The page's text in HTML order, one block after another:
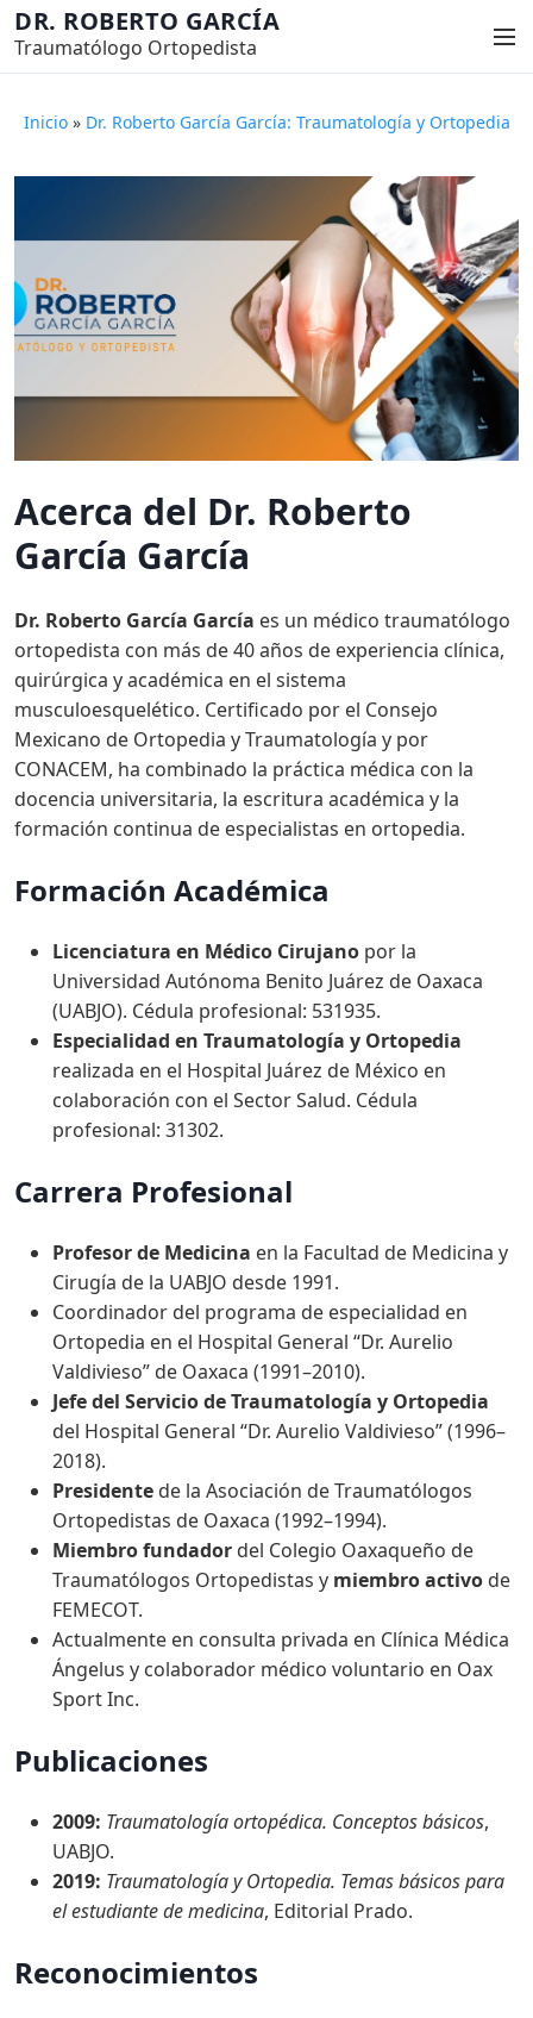
l
DR. ROBERTO GARCÍA
Traumatólogo Ortopedista
M
ú
Inicio » Dr. Roberto García García: Traumatología y Ortopedia
Acerca del Dr. Roberto
García García
Dr. Roberto García García es un médico traumatólogo
ortopedista con más de 40 años de experiencia clínica,
quirúrgica y académica en el sistema
musculoesquelético. Certificado por el Consejo
Mexicano de Ortopedia y Traumatología y por
CONACEM, ha combinado la práctica médica con la
docencia universitaria, la escritura académica y la
formación continua de especialistas en ortopedia.
Formación Académica
Licenciatura en Médico Cirujano por la
Universidad Autónoma Benito Juárez de Oaxaca
(UABJO). Cédula profesional: 531935.
Especialidad en Traumatología y Ortopedia
realizada en el Hospital Juárez de México en
colaboración con el Sector Salud. Cédula
profesional: 31302.
Carrera Profesional
Profesor de Medicina en la Facultad de Medicina y
Cirugía de la UABJO desde 1991.
Coordinador del programa de especialidad en
Ortopedia en el Hospital General “Dr. Aurelio
Valdivieso” de Oaxaca (1991–2010).
Jefe del Servicio de Traumatología y Ortopedia
del Hospital General “Dr. Aurelio Valdivieso” (1996–
2018).
Presidente de la Asociación de Traumatólogos
Ortopedistas de Oaxaca (1992–1994).
Miembro fundador del Colegio Oaxaqueño de
Traumatólogos Ortopedistas y miembro activo de
FEMECOT.
Actualmente en consulta privada en Clínica Médica
Ángelus y colaborador médico voluntario en Oax
Sport Inc.
Publicaciones
2009: Traumatología ortopédica. Conceptos básicos,
UABJO.
2019: Traumatología y Ortopedia. Temas básicos para
el estudiante de medicina, Editorial Prado.
Reconocimientos